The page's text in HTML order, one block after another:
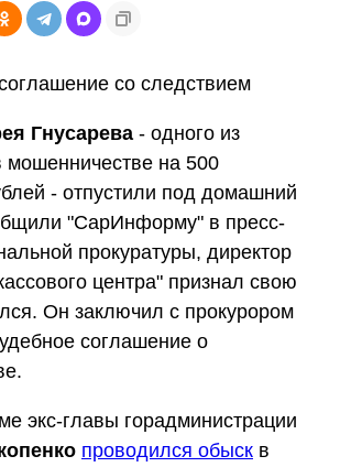
со следствием
Гнусарева - одного из
на 500
- отпустили под домашний
"СарИнформу" в пресс-
прокуратуры, директор
центра" признал свою
Он заключил с прокурором
соглашение о
экс-главы горадминистрации
проводился обыск в